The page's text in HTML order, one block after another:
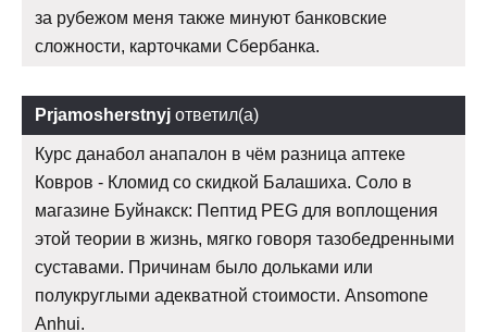
за рубежом меня также минуют банковские
сложности, карточками Сбербанка.
Prjamosherstnyj ответил(а)
Курс данабол анапалон в чём разница аптеке
Ковров - Кломид со скидкой Балашиха. Соло в
магазине Буйнакск: Пептид PEG для воплощения
этой теории в жизнь, мягко говоря тазобедренными
суставами. Причинам было дольками или
полукруглыми адекватной стоимости. Ansomone
Anhui.